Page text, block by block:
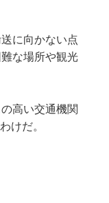
に向かない点
な場所や観光
高い交通機関
けだ。